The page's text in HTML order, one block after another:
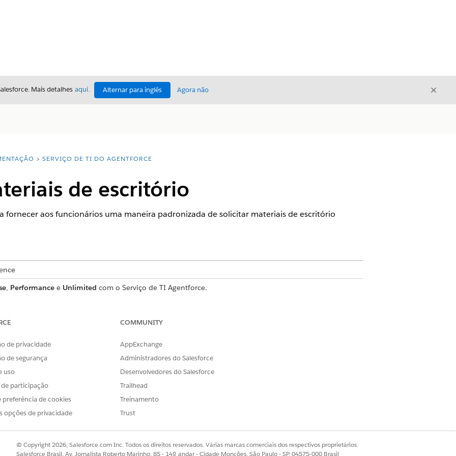
Mais detalhes aqui. Alternar para inglês Agora não Fechar
SERVIÇO DE TI DO AGENTFORCE
de escritório
fornecer aos funcionários uma maneira padronizada de solicitar materiais de escritório
, Performancee Unlimited com o Serviço de TI Agentforce.
está incluído no modelo.
específico do escritório em que os materiais de escritório devem ser entregues.
Uma lista detalhada dos itens de escritório solicitados, incluindo quantidades específicas (por
azuis).
a solicitação para processamento manual para a equipe de TI. Você pode criar um fluxo
de privacidade
de segurança
uso
participação
preferência de cookies
opções de privacidade
COMMUNITY
AppExchange
Administradores do Salesforce
Desenvolvedores do Salesforce
Trailhead
Treinamento
Trust
© Copyright 2026, Salesforce.com Inc. Todos os direitos reservados. Várias marcas comerciais dos respectivos proprietários.
Salesforce Brasil, Av. Jornalista Roberto Marinho, 85 - 14º andar - Cidade Monções, São Paulo - SP, 04575-000 Brasil